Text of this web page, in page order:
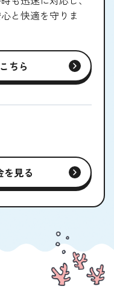
と快適を守りま
ちら
を見る